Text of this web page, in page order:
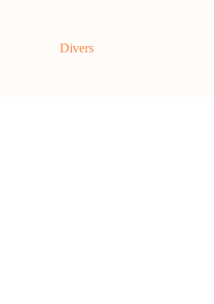
Divers